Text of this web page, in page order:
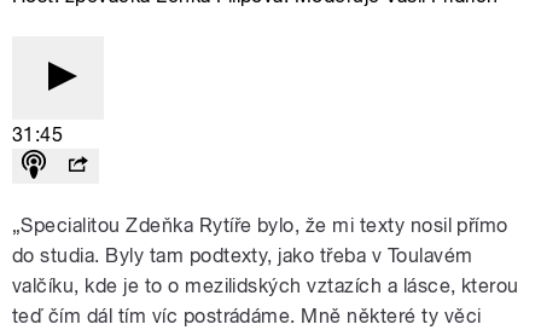
31:45
„Specialitou Zdeňka Rytíře bylo, že mi texty nosil přímo
do studia. Byly tam podtexty, jako třeba v Toulavém
valčíku, kde je to o mezilidských vztazích a lásce, kterou
teď čím dál tím víc postrádáme. Mně některé ty věci